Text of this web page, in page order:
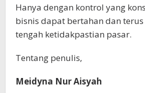
Hanya dengan kontrol yang
bisnis dapat bertahan dan
tengah ketidakpastian pasar.
Tentang penulis,
Meidyna Nur Aisyah